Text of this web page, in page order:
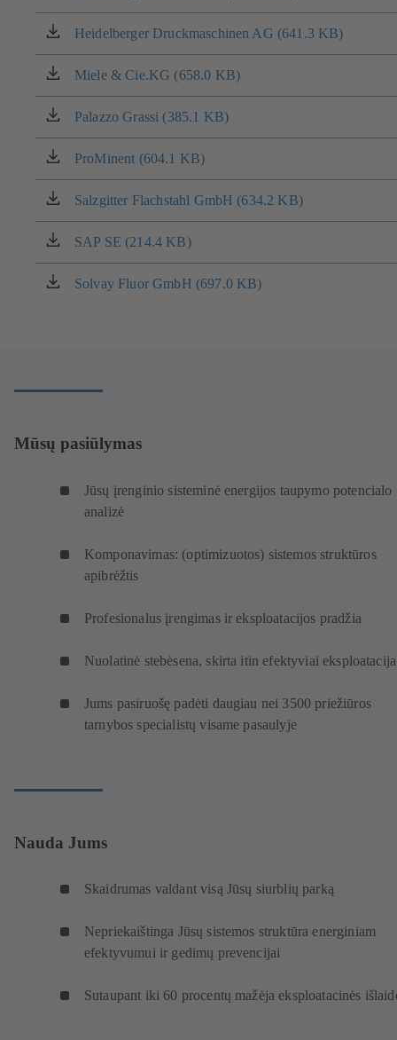
naujame
naršyklės
Heidelberger Druckmaschinen AG (641.3 KB)
(atsidaro
naujame
naršyklės
Miele & Cie.KG (658.0 KB)
(atsidaro
naujame
naršyklės
Palazzo Grassi (385.1 KB)
(atsidaro
naujame
naršyklės
ProMinent (604.1 KB)
(atsidaro
naujame
naršyklės
Salzgitter Flachstahl GmbH (634.2 KB)
(atsidaro
naujame
naršyklės
SAP SE (214.4 KB)
(atsidaro
naujame
naršyklės
Solvay Fluor GmbH (697.0 KB)
(atsidaro
Mūsų pasiūlymas
Jūsų įrenginio sisteminė energijos taupymo potencialo
analizė
Komponavimas: (optimizuotos) sistemos struktūros
apibrėžtis
Profesionalus įrengimas ir eksploatacijos pradžia
Nuolatinė stebėsena, skirta itin efektyviai
Jums pasiruošę padėti daugiau nei 3500 priežiūros
tarnybos specialistų visame pasaulyje
Nauda Jums
Skaidrumas valdant visą Jūsų siurblių parką
Nepriekaištinga Jūsų sistemos struktūra energiniam
efektyvumui ir gedimų prevencijai
Sutaupant iki 60 procentų mažėja eksploatacinės